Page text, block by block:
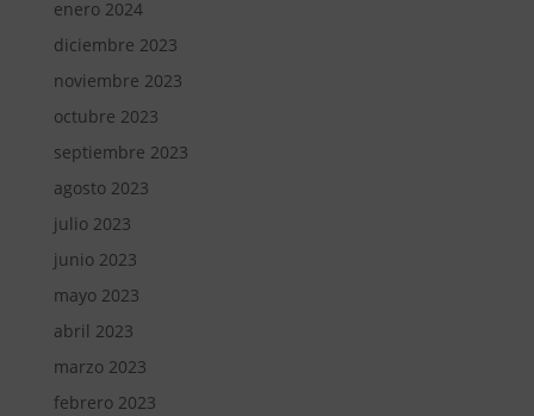
enero 2024
diciembre 2023
noviembre 2023
octubre 2023
septiembre 2023
agosto 2023
julio 2023
junio 2023
mayo 2023
abril 2023
marzo 2023
febrero 2023